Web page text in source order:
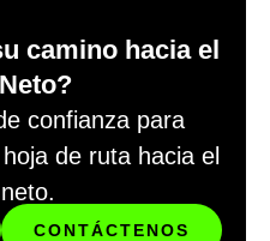
camino hacia el
confianza para
de ruta hacia el
CONTÁCTENOS